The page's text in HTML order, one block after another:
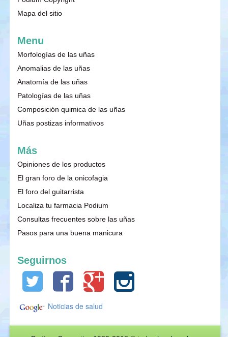
Mapa del sitio
Menu
Morfologías de las uñas
Anomalias de las uñas
Anatomía de las uñas
Patologías de las uñas
Composición quimica de las uñas
Uñas postizas informativos
Más
Opiniones de los productos
El gran foro de la onicofagia
El foro del guitarrista
Localiza tu farmacia Podium
Consultas frecuentes sobre las uñas
Pasos para una buena manicura
Seguirnos
Noticias de salud